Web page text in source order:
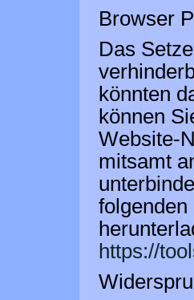
Browser
Das
könnten
können
Website-
mitsamt
https://